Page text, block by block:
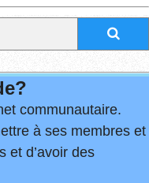
communautaire.
à ses membres et
et d’avoir des